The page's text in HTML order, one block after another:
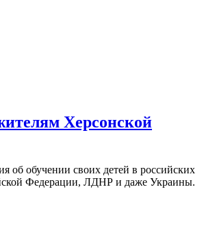
Херсонской
обучении своих детей в российских
Федерации, ЛДНР и даже Украины.